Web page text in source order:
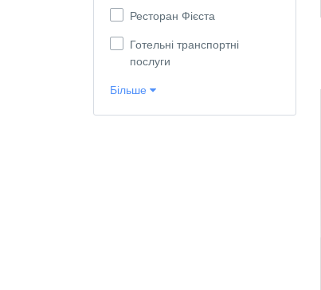
Ресторан Фієста
Готельні транспортні
послуги
Більше